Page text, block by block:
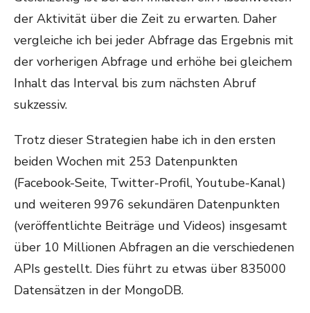
der Aktivität über die Zeit zu erwarten. Daher
vergleiche ich bei jeder Abfrage das Ergebnis mit
der vorherigen Abfrage und erhöhe bei gleichem
Inhalt das Interval bis zum nächsten Abruf
sukzessiv.
Trotz dieser Strategien habe ich in den ersten
beiden Wochen mit 253 Datenpunkten
(Facebook-Seite, Twitter-Profil, Youtube-Kanal)
und weiteren 9976 sekundären Datenpunkten
(veröffentlichte Beiträge und Videos) insgesamt
über 10 Millionen Abfragen an die verschiedenen
APIs gestellt. Dies führt zu etwas über 835000
Datensätzen in der MongoDB.